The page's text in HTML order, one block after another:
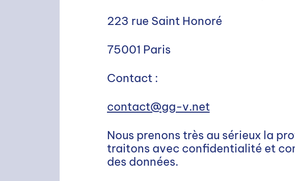
223 rue Saint Honoré
75001 Paris
Contact :
contact@gg-v.net
Nous prenons très au sérieux la
traitons avec confidentialité et
des données.